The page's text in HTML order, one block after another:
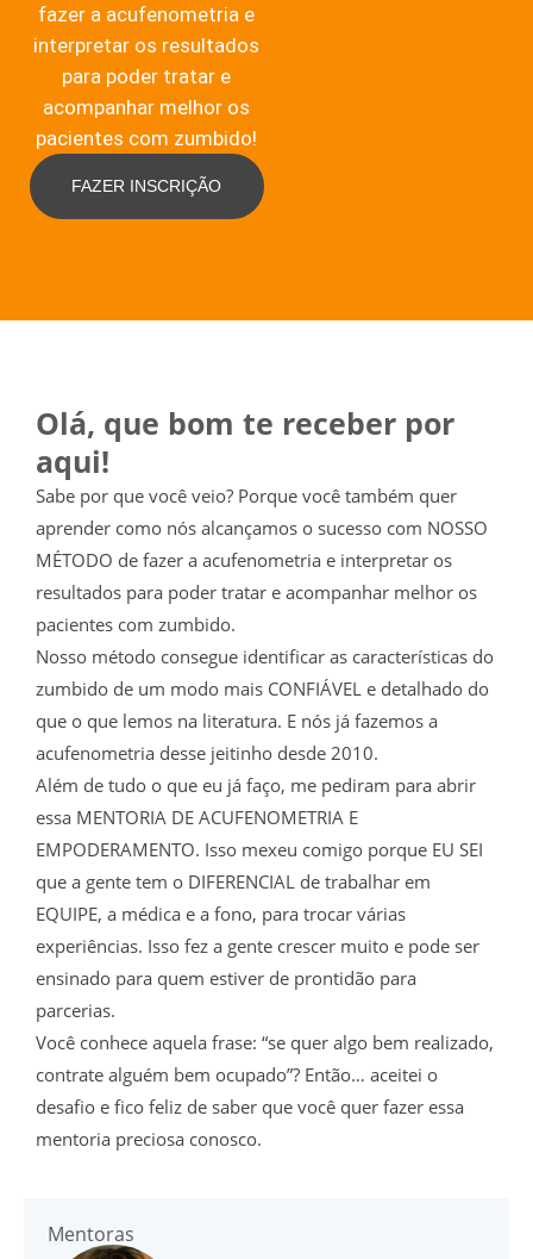
fazer a acufenometria e
interpretar os resultados
para poder tratar e
acompanhar melhor os
pacientes com zumbido!
FAZER INSCRIÇÃO
Olá, que bom te receber por
aqui!
Sabe por que você veio? Porque você também quer
aprender como nós alcançamos o sucesso com NOSSO
MÉTODO de fazer a acufenometria e interpretar os
resultados para poder tratar e acompanhar melhor os
pacientes com zumbido.
Nosso método consegue identificar as características do
zumbido de um modo mais CONFIÁVEL e detalhado do
que o que lemos na literatura. E nós já fazemos a
acufenometria desse jeitinho desde 2010.
Além de tudo o que eu já faço, me pediram para abrir
essa MENTORIA DE ACUFENOMETRIA E
EMPODERAMENTO. Isso mexeu comigo porque EU SEI
que a gente tem o DIFERENCIAL de trabalhar em
EQUIPE, a médica e a fono, para trocar várias
experiências. Isso fez a gente crescer muito e pode ser
ensinado para quem estiver de prontidão para
parcerias.
Você conhece aquela frase: “se quer algo bem realizado,
contrate alguém bem ocupado”? Então… aceitei o
desafio e fico feliz de saber que você quer fazer essa
mentoria preciosa conosco.
Mentoras